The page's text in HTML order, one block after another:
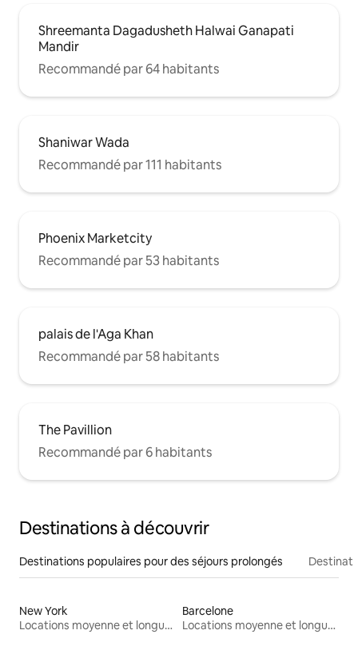
Shreemanta Dagadusheth Halwai Ganapati
Mandir
Recommandé par 64 habitants
Shaniwar Wada
Recommandé par 111 habitants
Phoenix Marketcity
Recommandé par 53 habitants
palais de l'Aga Khan
Recommandé par 58 habitants
The Pavillion
Recommandé par 6 habitants
Destinations à découvrir
Destinations populaires pour des séjours prolongés
New York
Locations moyenne et longue durée
Barcelone
Locations moyenne et longue durée